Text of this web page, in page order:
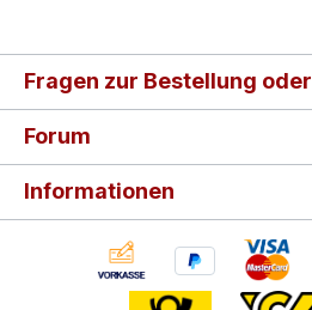
Fragen zur Bestellung
Forum
Informationen